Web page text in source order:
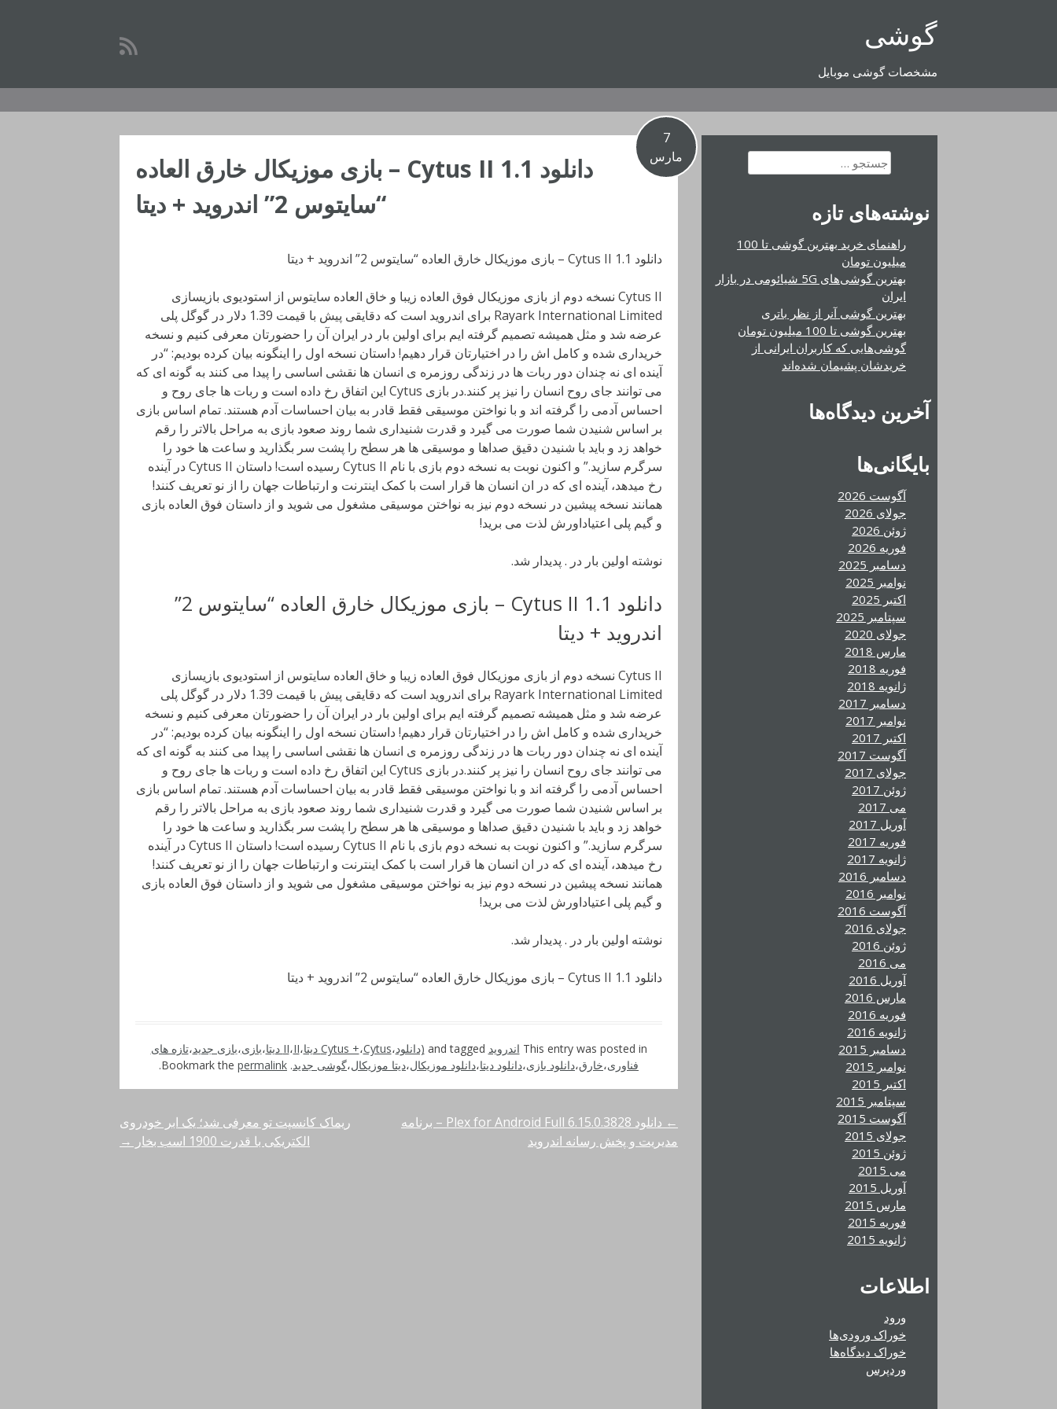
گوشی
مشخصات گوشی موبایل
7
مارس
دانلود Cytus II 1.1 – بازی موزیکال خارق العاده
“سایتوس 2” اندروید + دیتا
دانلود Cytus II 1.1 – بازی موزیکال خارق العاده “سایتوس 2” اندروید + دیتا
Cytus II نسخه دوم از بازی موزیکال فوق العاده زیبا و خاق العاده سایتوس از استودیوی بازیسازی
Rayark International Limited برای اندروید است که دقایقی پیش با قیمت 1.39 دلار در گوگل پلی
عرضه شد و مثل همیشه تصمیم گرفته ایم برای اولین بار در ایران آن را حضورتان معرفی کنیم و نسخه
خریداری شده و کامل اش را در اختیارتان قرار دهیم! داستان نسخه اول را اینگونه بیان کرده بودیم: “در
آینده ای نه چندان دور ربات ها در زندگی روزمره ی انسان ها نقشی اساسی را پیدا می کنند به گونه ای که
می توانند جای روح انسان را نیز پر کنند.در بازی Cytus این اتفاق رخ داده است و ربات ها جای روح و
احساس آدمی را گرفته اند و با نواختن موسیقی فقط قادر به بیان احساسات آدم هستند. تمام اساس بازی
بر اساس شنیدن شما صورت می گیرد و قدرت شنیداری شما روند صعود بازی به مراحل بالاتر را رقم
خواهد زد و باید با شنیدن دقیق صداها و موسیقی ها هر سطح را پشت سر بگذارید و ساعت ها خود را
سرگرم سازید.” و اکنون نوبت به نسخه دوم بازی با نام Cytus II رسیده است! داستان Cytus II در آینده
رخ میدهد، آینده ای که در ان انسان ها قرار است با کمک اینترنت و ارتباطات جهان را از نو تعریف کنند!
همانند نسخه پیشین در نسخه دوم نیز به نواختن موسیقی مشغول می شوید و از داستان فوق العاده بازی
و گیم پلی اعتیاداورش لذت می برید!
نوشته اولین بار در . پدیدار شد.
دانلود Cytus II 1.1 – بازی موزیکال خارق العاده “سایتوس 2”
اندروید + دیتا
Cytus II نسخه دوم از بازی موزیکال فوق العاده زیبا و خاق العاده سایتوس از استودیوی بازیسازی
Rayark International Limited برای اندروید است که دقایقی پیش با قیمت 1.39 دلار در گوگل پلی
عرضه شد و مثل همیشه تصمیم گرفته ایم برای اولین بار در ایران آن را حضورتان معرفی کنیم و نسخه
خریداری شده و کامل اش را در اختیارتان قرار دهیم! داستان نسخه اول را اینگونه بیان کرده بودیم: “در
آینده ای نه چندان دور ربات ها در زندگی روزمره ی انسان ها نقشی اساسی را پیدا می کنند به گونه ای که
می توانند جای روح انسان را نیز پر کنند.در بازی Cytus این اتفاق رخ داده است و ربات ها جای روح و
احساس آدمی را گرفته اند و با نواختن موسیقی فقط قادر به بیان احساسات آدم هستند. تمام اساس بازی
بر اساس شنیدن شما صورت می گیرد و قدرت شنیداری شما روند صعود بازی به مراحل بالاتر را رقم
خواهد زد و باید با شنیدن دقیق صداها و موسیقی ها هر سطح را پشت سر بگذارید و ساعت ها خود را
سرگرم سازید.” و اکنون نوبت به نسخه دوم بازی با نام Cytus II رسیده است! داستان Cytus II در آینده
رخ میدهد، آینده ای که در ان انسان ها قرار است با کمک اینترنت و ارتباطات جهان را از نو تعریف کنند!
همانند نسخه پیشین در نسخه دوم نیز به نواختن موسیقی مشغول می شوید و از داستان فوق العاده بازی
و گیم پلی اعتیاداورش لذت می برید!
نوشته اولین بار در . پدیدار شد.
دانلود Cytus II 1.1 – بازی موزیکال خارق العاده “سایتوس 2” اندروید + دیتا
This entry was posted in اندروید (دانلود، Cytus +،Cytus دیتا ، II،II دیتا ،بازی،بازی جدید،تازه های
فناوری،خارق،دانلود بازی،دانلود دیتا،دانلود موزیکال،دیتا موزیکال،گوشی جدید. Bookmark the
permalink
.
راهبری
←
دانلود Plex for Android Full 6.15.0.3828 – برنامه
مدیریت و پخش رسانه اندروید
ریماک کانسپت تو معرفی شد؛ یک ابر خودروی
الکتریکی با قدرت 1900 اسب بخار
→
جستجو
برای:
نوشته‌های تازه
راهنمای خرید بهترین گوشی تا 100
میلیون تومان
بهترین گوشی‌های 5G شیائومی در بازار
ایران
بهترین گوشی آنر از نظر باتری
بهترین گوشی تا 100 میلیون تومان
گوشی‌هایی که کاربران ایرانی از
خریدشان پشیمان شده‌اند
آخرین دیدگاه‌ها
بایگانی‌ها
آگوست 2026
جولای 2026
ژوئن 2026
فوریه 2026
دسامبر 2025
نوامبر 2025
اکتبر 2025
سپتامبر 2025
جولای 2020
مارس 2018
فوریه 2018
ژانویه 2018
دسامبر 2017
نوامبر 2017
اکتبر 2017
آگوست 2017
جولای 2017
ژوئن 2017
می 2017
آوریل 2017
فوریه 2017
ژانویه 2017
دسامبر 2016
نوامبر 2016
آگوست 2016
جولای 2016
ژوئن 2016
می 2016
آوریل 2016
مارس 2016
فوریه 2016
ژانویه 2016
دسامبر 2015
نوامبر 2015
اکتبر 2015
سپتامبر 2015
آگوست 2015
جولای 2015
ژوئن 2015
می 2015
آوریل 2015
مارس 2015
فوریه 2015
ژانویه 2015
اطلاعات
ورود
خوراک ورودی‌ها
خوراک دیدگاه‌ها
وردپرس